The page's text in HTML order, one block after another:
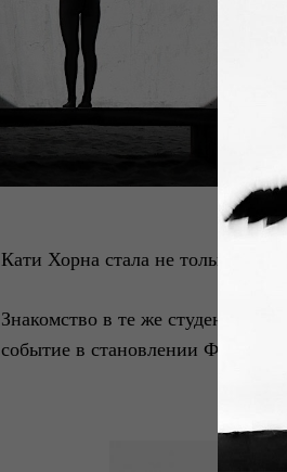
Кати Хорна стала не только
Знакомство в те же
событие в становлении Флор.